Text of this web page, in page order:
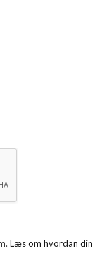
Læs om hvordan din